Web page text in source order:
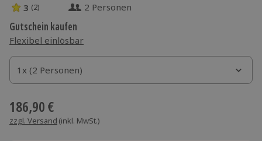
3 Sterne von 5 aus 2 Bewertungen
3 (2) 2 Personen
Gutschein kaufen
Flexibel einlösbar
1x (2 Personen)
1x (2 Personen)
1x (2 Personen)
186,90 €
zzgl. Versand (inkl. MwSt.)